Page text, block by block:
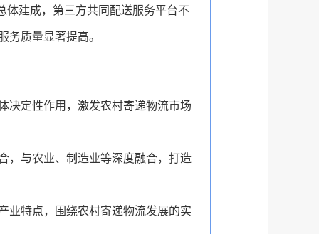
建成，第三方共同配送服务平台不
务质量显著提高。
决定性作用，激发农村寄递物流市场
，与农业、制造业等深度融合，打造
业特点，围绕农村寄递物流发展的实